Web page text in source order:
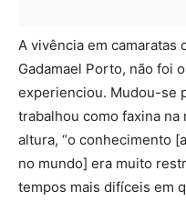
A vivência em camaratas
Gadamael Porto, não foi
experienciou. Mudou-se
trabalhou como faxina
altura, “o conhecimento
no mundo] era muito
tempos mais difíceis em